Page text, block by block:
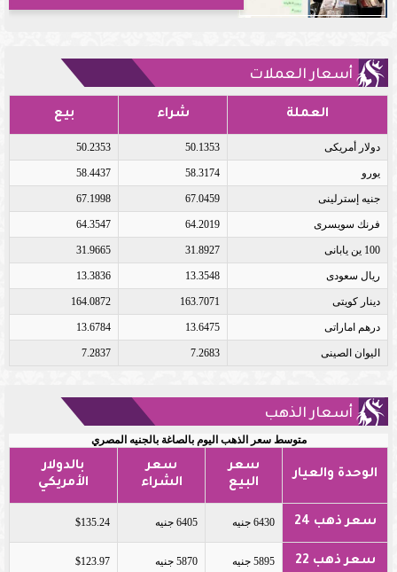
أسعار العملات
العملة شراء بيع
دولار أمريكى 50.1353
50.2353
يورو 58.3174
58.4437
جنيه إسترلينى 67.0459
67.1998
فرنك سويسرى 64.2019
64.3547
100 ين يابانى 31.8927
31.9665
ريال سعودى 13.3548
13.3836
دينار كويتى 163.7071
164.0872
درهم اماراتى 13.6475
13.6784
اليوان الصينى 7.2683
7.2837
أسعار الذهب
متوسط سعر الذهب اليوم بالصاغة بالجنيه المصري
الوحدة والعيار
سعر
البيع
سعر
الشراء
بالدولار
الأمريكي
سعر ذهب 24 6430 جنيه 6405 جنيه $135.24
سعر ذهب 22 5895 جنيه 5870 جنيه $123.97